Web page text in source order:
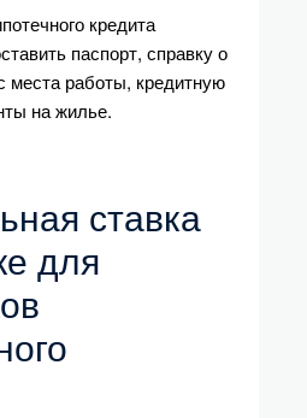
кредита
паспорт, справку о
места работы, кредитную
на жилье.
ставка
для